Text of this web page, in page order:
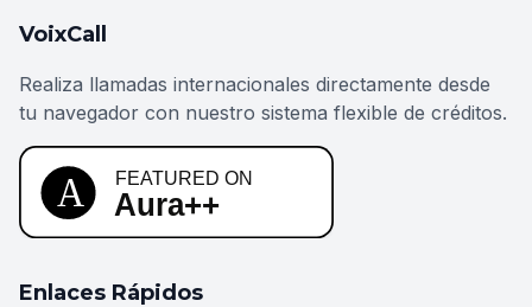
VoixCall
Realiza llamadas internacionales directamente desde
tu navegador con nuestro sistema flexible de créditos.
Enlaces Rápidos